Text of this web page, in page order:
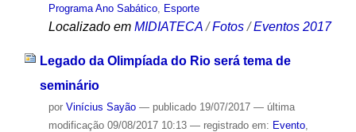
Programa Ano Sabático, Esporte
Localizado em MIDIATECA /Fotos /Eventos 2017
Legado da Olimpíada do Rio será tema de
seminário
por Vinícius Sayão — publicado19/07/2017 — última
modificação09/08/2017 10:13 — registrado em: Evento,